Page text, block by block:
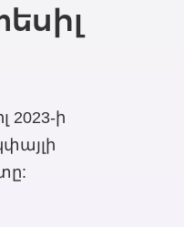
2023-ի